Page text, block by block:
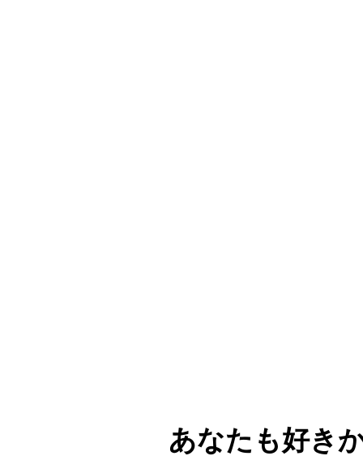
あなたも好き